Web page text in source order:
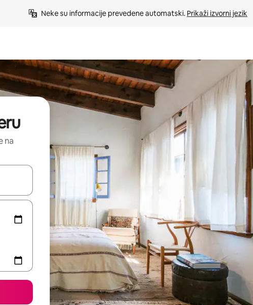
Neke su informacije prevedene automatski. Prikaži izvorni jezik
na
koristeći se strelicama prema gore i prema dolje, kao i dodirom ili